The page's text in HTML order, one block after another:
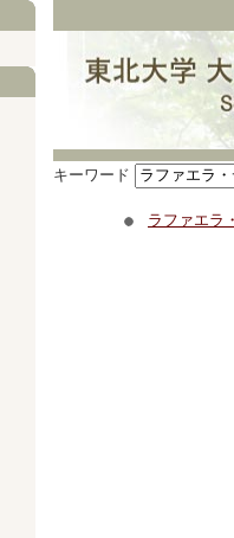
キーワード
ラファエラ